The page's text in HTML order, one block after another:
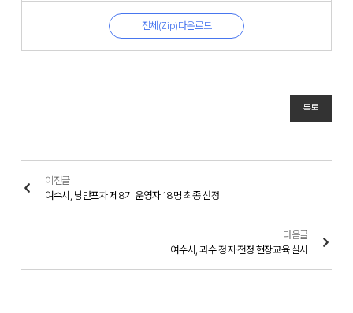
전체(Zip)다운로드
목록
이전글
여수시, 낭만포차 제8기 운영자 18명 최종 선정
다음글
여수시, 과수 정지·전정 현장교육 실시